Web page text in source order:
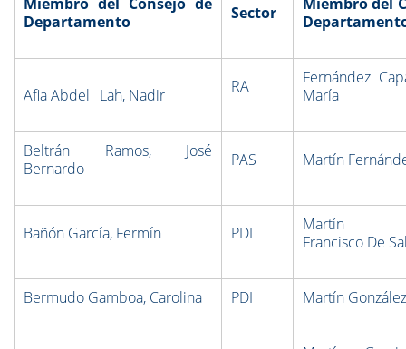
Departamento
Sector
Afia Abdel_ Lah, Nadir RA
Fernández
María
Beltrán Ramos, José
Bernardo
PAS Martín
Bañón García, Fermín PDI
Martín
Francisco De
Bermudo Gamboa, Carolina PDI Martín